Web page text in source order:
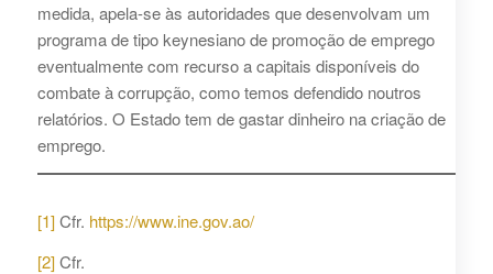
medida, apela-se às autoridades que desenvolvam um
programa de tipo keynesiano de promoção de emprego
eventualmente com recurso a capitais disponíveis do
combate à corrupção, como temos defendido noutros
relatórios. O Estado tem de gastar dinheiro na criação de
emprego.
[1]Cfr. https://www.ine.gov.ao/
[2]Cfr.